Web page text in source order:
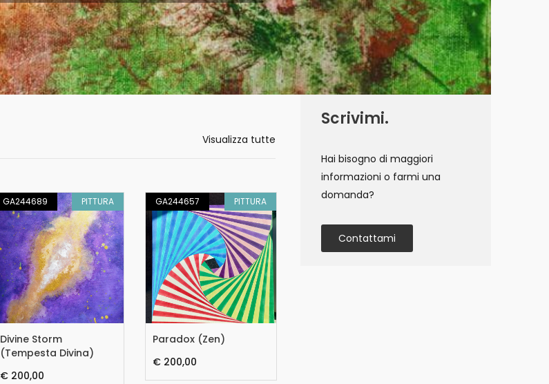
Visualizza tutte
GA244689 PITTURA
Divine Storm
(Tempesta Divina)
€ 200,00
GA244657 PITTURA
Paradox (Zen)
€ 200,00
GA243933
Scrivimi.
Hai bisogno di maggiori
informazioni o farmi una
domanda?
Contattami